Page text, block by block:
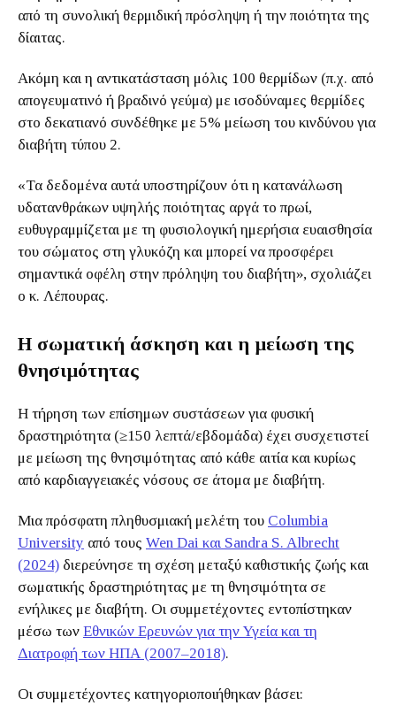
από τη συνολική θερμιδική πρόσληψη ή την ποιότητα της
δίαιτας.
Ακόμη και η αντικατάσταση μόλις 100 θερμίδων (π.χ. από
απογευματινό ή βραδινό γεύμα) με ισοδύναμες θερμίδες
στο δεκατιανό συνδέθηκε με 5% μείωση του κινδύνου για
διαβήτη τύπου 2.
«Τα δεδομένα αυτά υποστηρίζουν ότι η κατανάλωση
υδατανθράκων υψηλής ποιότητας αργά το πρωί,
ευθυγραμμίζεται με τη φυσιολογική ημερήσια ευαισθησία
του σώματος στη γλυκόζη και μπορεί να προσφέρει
σημαντικά οφέλη στην πρόληψη του διαβήτη», σχολιάζει
ο κ. Λέπουρας.
Η σωματική άσκηση και η μείωση της
θνησιμότητας
Η τήρηση των επίσημων συστάσεων για φυσική
δραστηριότητα (≥150 λεπτά/εβδομάδα) έχει συσχετιστεί
με μείωση της θνησιμότητας από κάθε αιτία και κυρίως
από καρδιαγγειακές νόσους σε άτομα με διαβήτη.
Μια πρόσφατη πληθυσμιακή μελέτη του Columbia
University από τους Wen Dai και Sandra S. Albrecht
(2024) διερεύνησε τη σχέση μεταξύ καθιστικής ζωής και
σωματικής δραστηριότητας με τη θνησιμότητα σε
ενήλικες με διαβήτη. Οι συμμετέχοντες εντοπίστηκαν
μέσω των Εθνικών Ερευνών για την Υγεία και τη
Διατροφή των ΗΠΑ (2007–2018).
Οι συμμετέχοντες κατηγοριοποιήθηκαν βάσει: